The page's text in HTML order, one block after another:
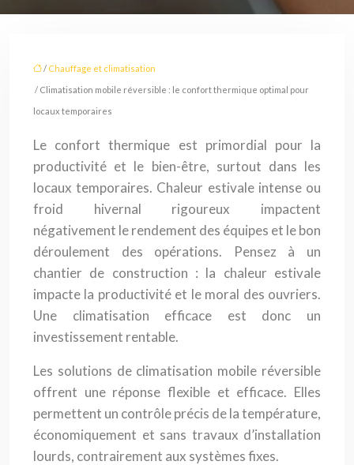
/ Chauffage et climatisation
/ Climatisation mobile réversible : le confort thermique optimal pour
locaux temporaires
Le confort thermique est primordial pour la
productivité et le bien-être, surtout dans les
locaux temporaires. Chaleur estivale intense ou
froid hivernal rigoureux impactent
négativement le rendement des équipes et le bon
déroulement des opérations. Pensez à un
chantier de construction : la chaleur estivale
impacte la productivité et le moral des ouvriers.
Une climatisation efficace est donc un
investissement rentable.
Les solutions de climatisation mobile réversible
offrent une réponse flexible et efficace. Elles
permettent un contrôle précis de la température,
économiquement et sans travaux d’installation
lourds, contrairement aux systèmes fixes.